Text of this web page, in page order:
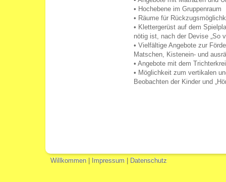
• Hochebene im Gruppenraum
• Räume für
• Klettergerüst auf dem
nötig ist, nach der Devise „So
• Vielfältige Angebote zur
Matschen, Kistenein- und
• Angebote mit dem
• Möglichkeit zum vertikalen
Beobachten der Kinder und
Willkommen| Impressum Datenschutz